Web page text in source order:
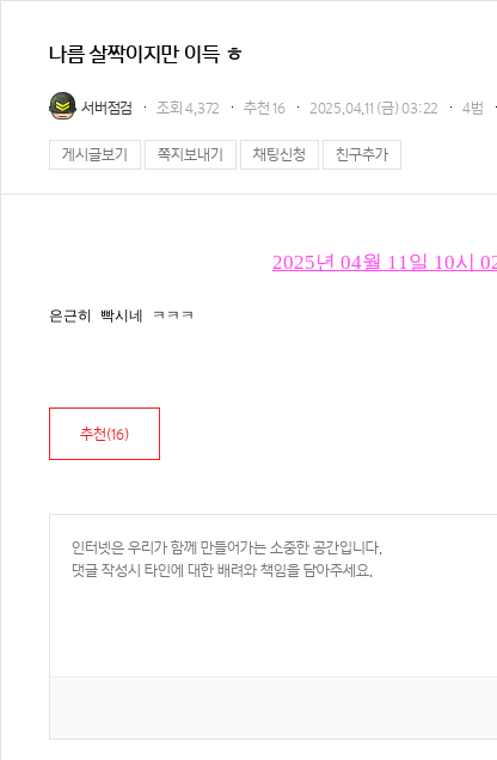
나름 살짝이지만 이득 ㅎ
서버점검 조회4,372 추천16 2025.04.11 (금) 03:22 4범
게시글보기 쪽지보내기 채팅신청 친구추가
2025년 04월 11일 10시
은근히 빡시네 ㅋㅋㅋ
추천(16)